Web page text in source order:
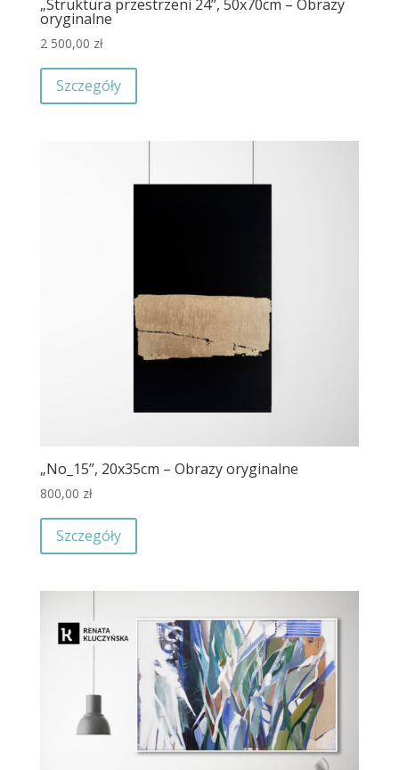
„Struktura przestrzeni 24”, 50x70cm – Obrazy
oryginalne
2 500,00 zł
Szczegóły
„No_15”, 20x35cm – Obrazy oryginalne
800,00 zł
Szczegóły